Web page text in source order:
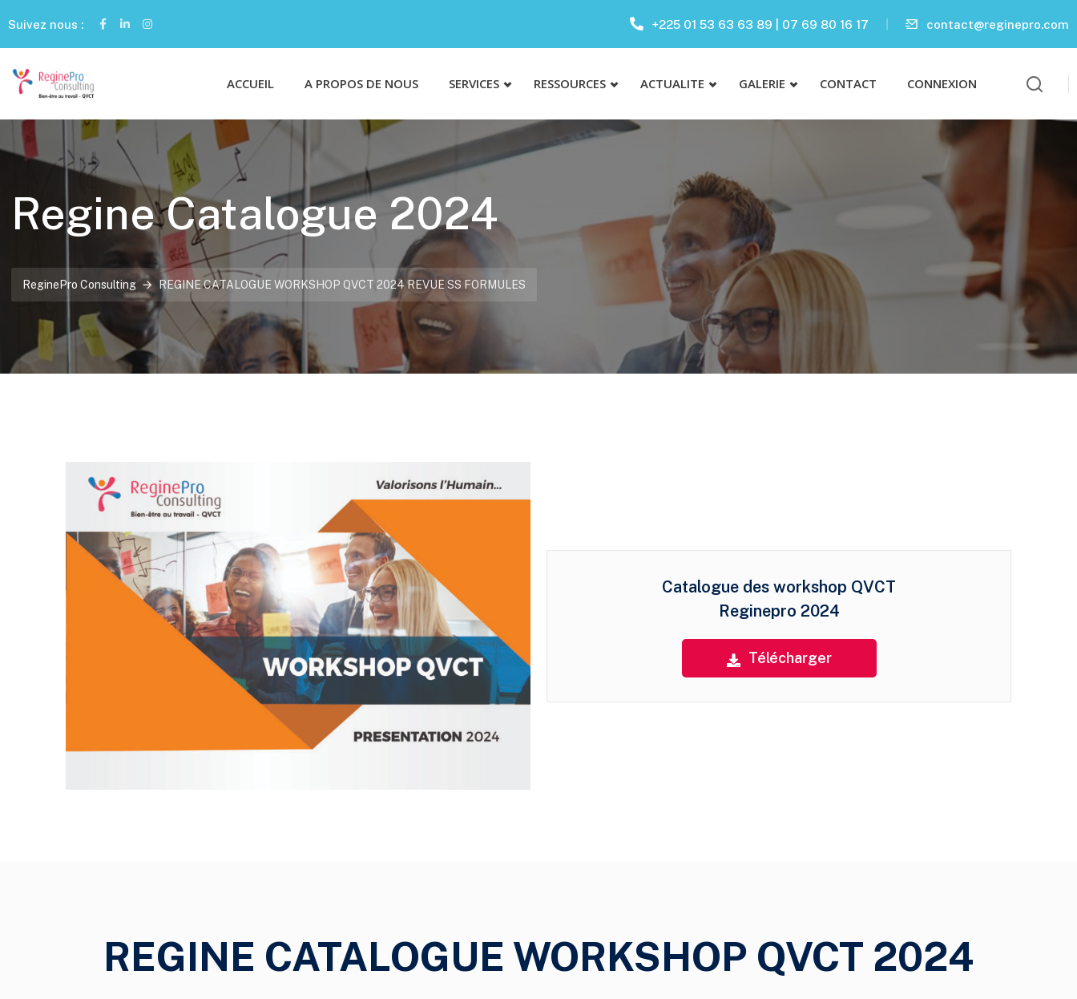
Suivez nous : +225 01 53 63 63 89 | 07 69 80 16 17 contact@reginepro.com
ACCUEIL A PROPOS DE NOUS SERVICES RESSOURCES ACTUALITE GALERIE CONTACT CONNEXION
Regine Catalogue 2024
ReginePro Consulting REGINE CATALOGUE WORKSHOP QVCT 2024 REVUE SS FORMULES
Catalogue des workshop QVCT
Reginepro 2024
Télécharger
REGINE CATALOGUE WORKSHOP QVCT 2024